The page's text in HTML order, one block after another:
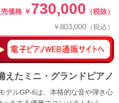
売価格 ￥730,000 （税抜）
￥803,000 （税込）
えたミニ・グランドピアノ
デルGP-6は、本格的な音や弾き心